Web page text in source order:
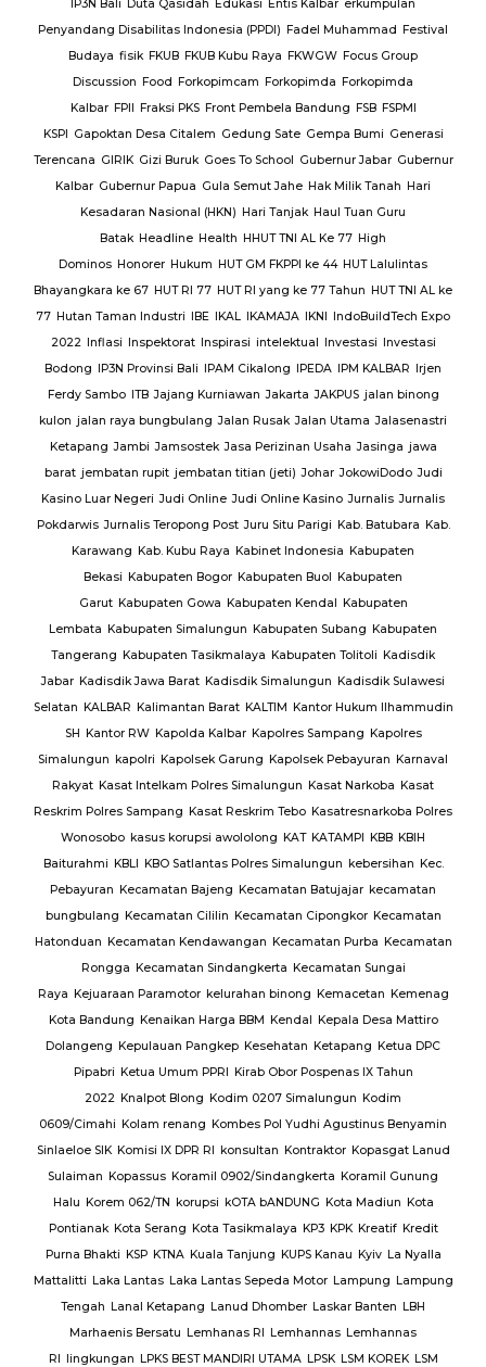
IP3N Bali Duta Qasidah Edukasi Entis Kalbar erkumpulan
Penyandang Disabilitas Indonesia (PPDI) Fadel Muhammad Festival
Budaya fisik FKUB FKUB Kubu Raya FKWGW Focus Group
Discussion Food Forkopimcam Forkopimda Forkopimda
Kalbar FPII Fraksi PKS Front Pembela Bandung FSB FSPMI
KSPI Gapoktan Desa Citalem Gedung Sate Gempa Bumi Generasi
Terencana GIRIK Gizi Buruk Goes To School Gubernur Jabar Gubernur
Kalbar Gubernur Papua Gula Semut Jahe Hak Milik Tanah Hari
Kesadaran Nasional (HKN) Hari Tanjak Haul Tuan Guru
Batak Headline Health HHUT TNI AL Ke 77 High
Dominos Honorer Hukum HUT GM FKPPI ke 44 HUT Lalulintas
Bhayangkara ke 67 HUT RI 77 HUT RI yang ke 77 Tahun HUT TNI AL ke
77 Hutan Taman Industri IBE IKAL IKAMAJA IKNI IndoBuildTech Expo
2022 Inflasi Inspektorat Inspirasi intelektual Investasi Investasi
Bodong IP3N Provinsi Bali IPAM Cikalong IPEDA IPM KALBAR Irjen
Ferdy Sambo ITB Jajang Kurniawan Jakarta JAKPUS jalan binong
kulon jalan raya bungbulang Jalan Rusak Jalan Utama Jalasenastri
Ketapang Jambi Jamsostek Jasa Perizinan Usaha Jasinga jawa
barat jembatan rupit jembatan titian (jeti) Johar JokowiDodo Judi
Kasino Luar Negeri Judi Online Judi Online Kasino Jurnalis Jurnalis
Pokdarwis Jurnalis Teropong Post Juru Situ Parigi Kab. Batubara Kab.
Karawang Kab. Kubu Raya Kabinet Indonesia Kabupaten
Bekasi Kabupaten Bogor Kabupaten Buol Kabupaten
Garut Kabupaten Gowa Kabupaten Kendal Kabupaten
Lembata Kabupaten Simalungun Kabupaten Subang Kabupaten
Tangerang Kabupaten Tasikmalaya Kabupaten Tolitoli Kadisdik
Jabar Kadisdik Jawa Barat Kadisdik Simalungun Kadisdik Sulawesi
Selatan KALBAR Kalimantan Barat KALTIM Kantor Hukum Ilhammudin
SH Kantor RW Kapolda Kalbar Kapolres Sampang Kapolres
Simalungun kapolri Kapolsek Garung Kapolsek Pebayuran Karnaval
Rakyat Kasat Intelkam Polres Simalungun Kasat Narkoba Kasat
Reskrim Polres Sampang Kasat Reskrim Tebo Kasatresnarkoba Polres
Wonosobo kasus korupsi awololong KAT KATAMPI KBB KBIH
Baiturahmi KBLI KBO Satlantas Polres Simalungun kebersihan Kec.
Pebayuran Kecamatan Bajeng Kecamatan Batujajar kecamatan
bungbulang Kecamatan Cililin Kecamatan Cipongkor Kecamatan
Hatonduan Kecamatan Kendawangan Kecamatan Purba Kecamatan
Rongga Kecamatan Sindangkerta Kecamatan Sungai
Raya Kejuaraan Paramotor kelurahan binong Kemacetan Kemenag
Kota Bandung Kenaikan Harga BBM Kendal Kepala Desa Mattiro
Dolangeng Kepulauan Pangkep Kesehatan Ketapang Ketua DPC
Pipabri Ketua Umum PPRI Kirab Obor Pospenas IX Tahun
2022 Knalpot Blong Kodim 0207 Simalungun Kodim
0609/Cimahi Kolam renang Kombes Pol Yudhi Agustinus Benyamin
Sinlaeloe SIK Komisi IX DPR RI konsultan Kontraktor Kopasgat Lanud
Sulaiman Kopassus Koramil 0902/Sindangkerta Koramil Gunung
Halu Korem 062/TN korupsi kOTA bANDUNG Kota Madiun Kota
Pontianak Kota Serang Kota Tasikmalaya KP3 KPK Kreatif Kredit
Purna Bhakti KSP KTNA Kuala Tanjung KUPS Kanau Kyiv La Nyalla
Mattalitti Laka Lantas Laka Lantas Sepeda Motor Lampung Lampung
Tengah Lanal Ketapang Lanud Dhomber Laskar Banten LBH
Marhaenis Bersatu Lemhanas RI Lemhannas Lemhannas
RI lingkungan LPKS BEST MANDIRI UTAMA LPSK LSM KOREK LSM